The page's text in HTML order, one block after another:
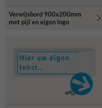
Verwijsbord 900x200mm
met pijl en eigen logo